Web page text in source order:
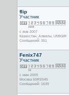
flip
Участник
с янв 2007
Казахстан, Алматы, UN9GIR
Сообщений: 351
Fenix747
Участник
с июн 2009
Москва 50RS545
Сообщений: 1639